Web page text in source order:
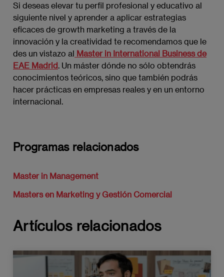
Si deseas elevar tu perfil profesional y educativo al
siguiente nivel y aprender a aplicar estrategias
eficaces de growth marketing a través de la
innovación y la creatividad te recomendamos que le
des un vistazo al Master in International Business de
EAE Madrid. Un máster dónde no sólo obtendrás
conocimientos teóricos, sino que también podrás
hacer prácticas en empresas reales y en un entorno
internacional.
Programas relacionados
Master in Management
Masters en Marketing y Gestión Comercial
Artículos relacionados